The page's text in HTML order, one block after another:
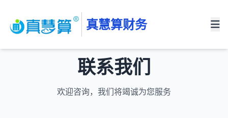
真慧算财务
联系我们
欢迎咨询，我们将竭诚为您服务